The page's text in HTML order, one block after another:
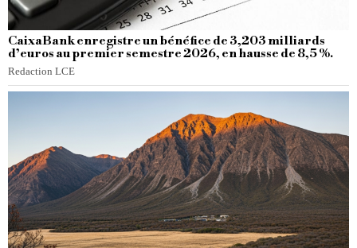
CaixaBank enregistre un bénéfice de 3,203 milliards
d’euros au premier semestre 2026, en hausse de 8,5 %.
Redaction LCE